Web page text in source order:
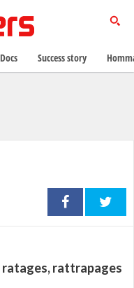
ratages, rattrapages
Success story